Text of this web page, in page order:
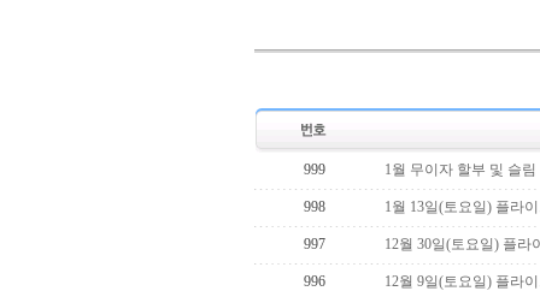
999 1월 무이자 할부 및 슬
998 1월 13일(토요일) 플라
997 12월 30일(토요일) 플라
996 12월 9일(토요일) 플라